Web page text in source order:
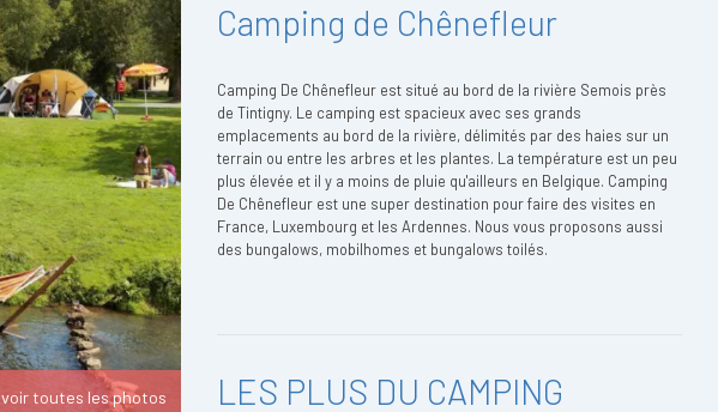
voir toutes les photos
Camping de Chênefleur
Camping De Chênefleur est situé au bord de la rivière Semois près
de Tintigny. Le camping est spacieux avec ses grands
emplacements au bord de la rivière, délimités par des haies sur un
terrain ou entre les arbres et les plantes. La température est un peu
plus élevée et il y a moins de pluie qu'ailleurs en Belgique. Camping
De Chênefleur est une super destination pour faire des visites en
France, Luxembourg et les Ardennes. Nous vous proposons aussi
des bungalows, mobilhomes et bungalows toilés.
LES PLUS DU CAMPING